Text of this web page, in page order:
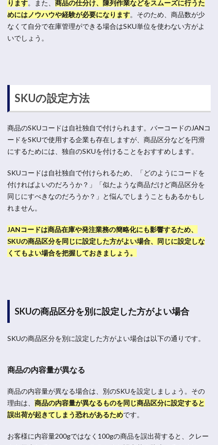
ります。また、 商品の仕分け、陳列作業などをスムーズに行うた
めにはノウハウや経験が必要になります。そのため、商品数が少
なくて自分で在庫管理ができる場合はSKU単位を使わない方がよ
いでしょう。
SKUの設定方法
商品のSKUコードは自社独自で付けられます。バーコードのJANコ
ードをSKUで使用する企業も存在しますが、商品区分などを円滑
にするためには、独自のSKUを付けることをおすすめします。
SKUコードは自社独自で付けられるため、「どのようにコードを
付ければよいのだろうか？」「似たような商品だけど商品区分を
同じにすべきなのだろうか？」と悩んでしまうこともあるかもし
れません。
JANコードは商品在庫や発注業務の簡略化にも影響するため、
SKUの商品区分を同じに設定した方がよい場合、同じに設定しな
くてもよい場合を把握しておきましょう。
SKUの商品区分を別に設定した方がよい場合
SKUの商品区分を別に設定した方がよい場合は以下の通りです。
商品の内容量が異なる
商品の内容量が異なる場合は、別のSKUを設定しましょう。その
理由は、 商品の内容量が異なるものを同じ商品区分に設定すると
誤出荷が起きてしまう恐れがあるためです。
お客様に内容量200gではなく100gの商品を誤出荷すると、クレー